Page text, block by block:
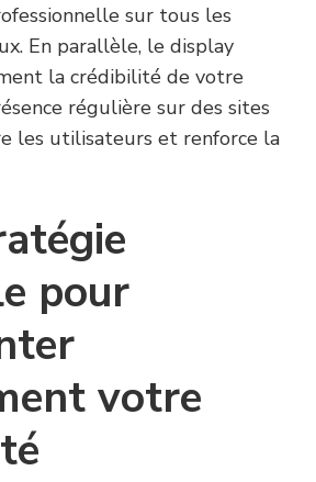
sur tous les
En parallèle, le display
la crédibilité de votre
régulière sur des sites
les utilisateurs et renforce la
pour
votre